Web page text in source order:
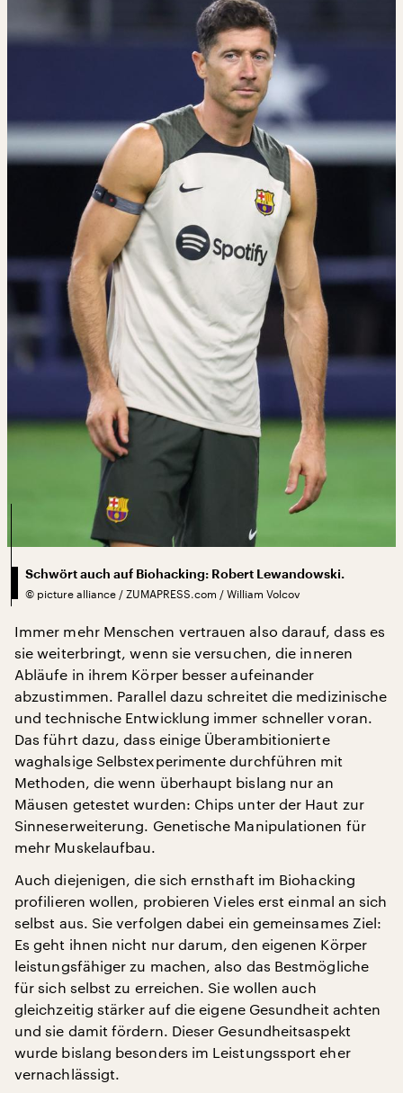
Schwört auch auf Biohacking: Robert Lewandowski.
© picture alliance / ZUMAPRESS.com / William Volcov
Immer mehr Menschen vertrauen also darauf, dass es
sie weiterbringt, wenn sie versuchen, die inneren
Abläufe in ihrem Körper besser aufeinander
abzustimmen. Parallel dazu schreitet die medizinische
und technische Entwicklung immer schneller voran.
Das führt dazu, dass einige Überambitionierte
waghalsige Selbstexperimente durchführen mit
Methoden, die wenn überhaupt bislang nur an
Mäusen getestet wurden: Chips unter der Haut zur
Sinneserweiterung. Genetische Manipulationen für
mehr Muskelaufbau.
Auch diejenigen, die sich ernsthaft im Biohacking
profilieren wollen, probieren Vieles erst einmal an sich
selbst aus. Sie verfolgen dabei ein gemeinsames Ziel:
Es geht ihnen nicht nur darum, den eigenen Körper
leistungsfähiger zu machen, also das Bestmögliche
für sich selbst zu erreichen. Sie wollen auch
gleichzeitig stärker auf die eigene Gesundheit achten
und sie damit fördern. Dieser Gesundheitsaspekt
wurde bislang besonders im Leistungssport eher
vernachlässigt.